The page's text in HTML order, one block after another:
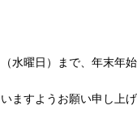
水曜日）まで、年末年始
ますようお願い申し上げ